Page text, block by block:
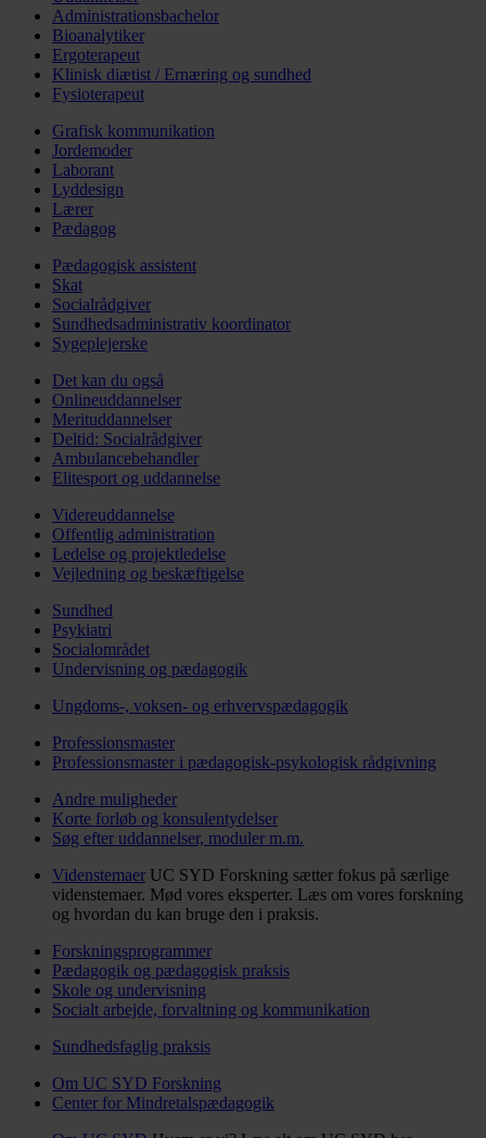
Administrationsbachelor
Bioanalytiker
Ergoterapeut
Klinisk diætist / Ernæring og sundhed
Fysioterapeut
Grafisk kommunikation
Jordemoder
Laborant
Lyddesign
Lærer
Pædagog
Pædagogisk assistent
Skat
Socialrådgiver
Sundhedsadministrativ koordinator
Sygeplejerske
Det kan du også
Onlineuddannelser
Merituddannelser
Deltid: Socialrådgiver
Ambulancebehandler
Elitesport og uddannelse
Videreuddannelse
Offentlig administration
Ledelse og projektledelse
Vejledning og beskæftigelse
Sundhed
Psykiatri
Socialområdet
Undervisning og pædagogik
Ungdoms-, voksen- og erhvervspædagogik
Professionsmaster
Professionsmaster i pædagogisk-psykologisk rådgivning
Andre muligheder
Korte forløb og konsulentydelser
Søg efter uddannelser, moduler m.m.
Videnstemaer UC SYD Forskning sætter fokus på særlige
videnstemaer. Mød vores eksperter. Læs om vores forskning
og hvordan du kan bruge den i praksis.
Forskningsprogrammer
Pædagogik og pædagogisk praksis
Skole og undervisning
Socialt arbejde, forvaltning og kommunikation
Sundhedsfaglig praksis
Om UC SYD Forskning
Center for Mindretalspædagogik